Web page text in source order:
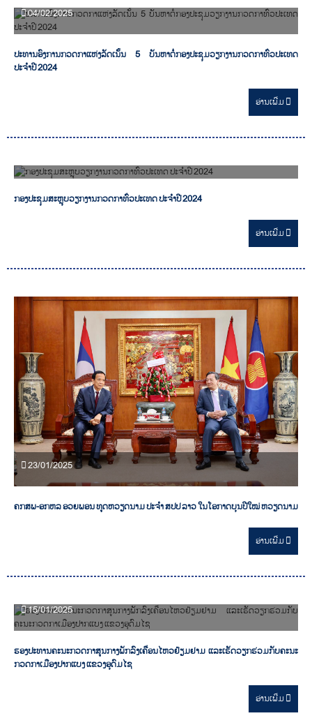
04/02/2025
ປະທານອົງການກວດກາແຫ່ງລັດເນັ້ນ 5 ບັນຫາຕໍ່ກອງປະຊຸມວຽກງານກວດກາທົ່ວປະເທດ
ປະຈຳປີ 2024
ອ່ານ​ເພີ່ມ
ກອງປະຊຸມສະຫຼຸບວຽກງານກວດກາທົ່ວປະເທດ ປະຈໍາປີ 2024
ອ່ານ​ເພີ່ມ
23/01/2025
ຄກສພ-ອກຫລ ອວຍພອນ ທູດຫວຽດນາມ ປະຈຳ ສປປ ລາວ ໃນໂອກາດບຸນປີໃໝ່ ຫວຽດນາມ
ອ່ານ​ເພີ່ມ
15/01/2025
ຮອງປະທານຄະນະກວດກາສູນກາງພັກລົງເຄື່ອນໄຫວຢ້ຽມຢາມ ແລະເຮັດວຽກຮ່ວມກັບຄະນະ
ກວດກາເມືອງປາກແບງ ແຂວງອຸດົມໄຊ
ອ່ານ​ເພີ່ມ